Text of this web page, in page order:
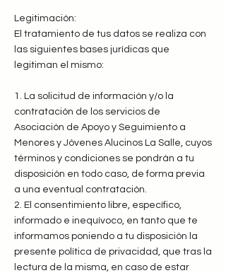
Legitimación:
El tratamiento de tus datos se realiza con
las siguientes bases jurídicas que
legitiman el mismo:
1. La solicitud de información y/o la
contratación de los servicios de
Asociación de Apoyo y Seguimiento a
Menores y Jóvenes Alucinos La Salle, cuyos
términos y condiciones se pondrán a tu
disposición en todo caso, de forma previa
a una eventual contratación.
2. El consentimiento libre, específico,
informado e inequívoco, en tanto que te
informamos poniendo a tu disposición la
presente política de privacidad, que tras la
lectura de la misma, en caso de estar